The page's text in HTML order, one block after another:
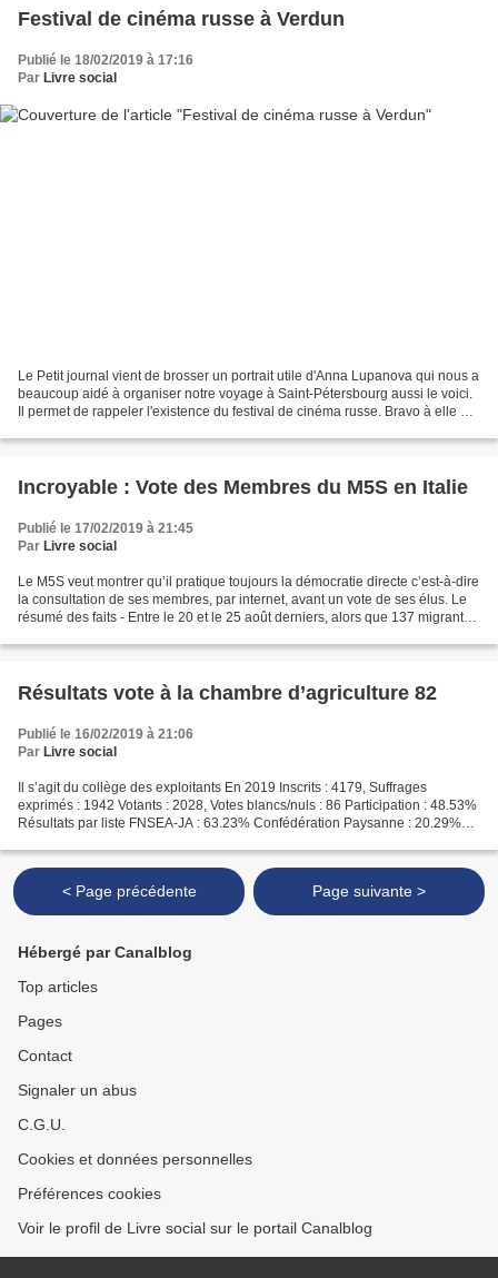
Festival de cinéma russe à Verdun
Publié le 18/02/2019 à 17:16
Par Livre social
Le Petit journal vient de brosser un portrait utile d'Anna Lupanova qui nous a
beaucoup aidé à organiser notre voyage à Saint-Pétersbourg aussi le voici.
Il permet de rappeler l'existence du festival de cinéma russe. Bravo à elle et
Incroyable : Vote des Membres du M5S en Italie
Publié le 17/02/2019 à 21:45
Par Livre social
Le M5S veut montrer qu’il pratique toujours la démocratie directe c’est-à-dire
la consultation de ses membres, par internet, avant un vote de ses élus. Le
résumé des faits - Entre le 20 et le 25 août derniers, alors que 137 migrants
Résultats vote à la chambre d’agriculture 82
Publié le 16/02/2019 à 21:06
Par Livre social
Il s’agit du collège des exploitants En 2019 Inscrits : 4179, Suffrages
exprimés : 1942 Votants : 2028, Votes blancs/nuls : 86 Participation : 48.53%
Résultats par liste FNSEA-JA : 63.23% Confédération Paysanne : 20.29%
< Page précédente Page suivante >
Hébergé par Canalblog
Top articles
Pages
Contact
Signaler un abus
C.G.U.
Cookies et données personnelles
Préférences cookies
Voir le profil de Livre social sur le portail Canalblog